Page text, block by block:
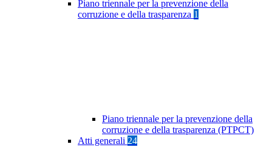
Piano triennale per la prevenzione della
corruzione e della trasparenza 1
Piano triennale per la prevenzione della
corruzione e della trasparenza (PTPCT)
Atti generali 24